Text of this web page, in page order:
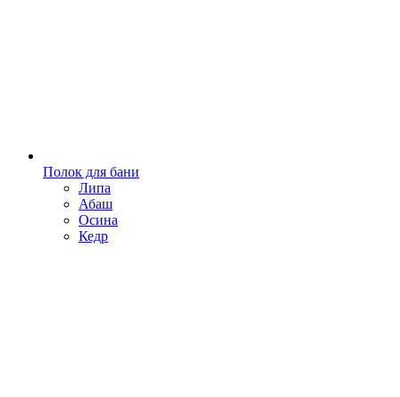
Полок для бани
Липа
Абаш
Осина
Кедр